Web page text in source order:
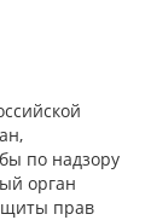
по надзору
орган
прав